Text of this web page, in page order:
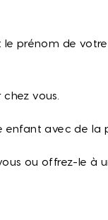
prénom de
vous.
enfant avec de la
ou offrez-le à